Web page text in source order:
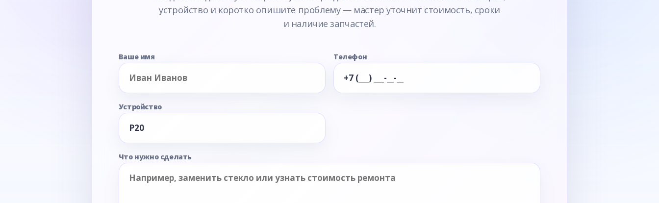
устройство и коротко опишите проблему — мастер уточнит стоимость, сроки
и наличие запчастей.
Ваше имя Телефон
Устройство
Что нужно сделать